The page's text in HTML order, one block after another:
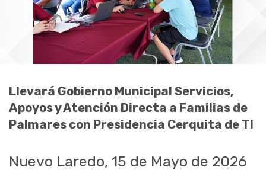
Llevará Gobierno Municipal Servicios,
Apoyos y Atención Directa a Familias de
Palmares con Presidencia Cerquita de TI
Nuevo Laredo, 15 de Mayo de 2026